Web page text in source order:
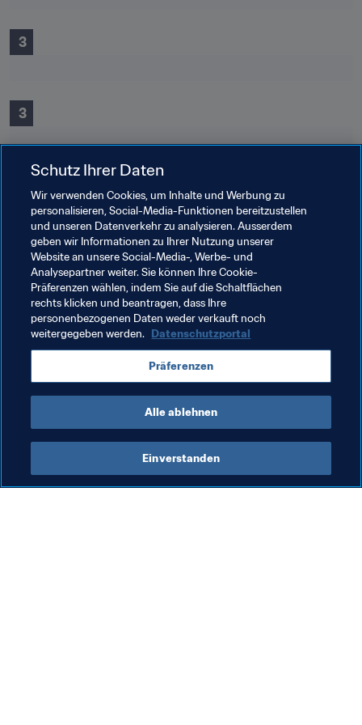
3
3
1.87
Verwandte Themen
France Netherlands
Schutz Ihrer Daten
Wir verwenden Cookies, um Inhalte und Werbung zu
personalisieren, Social-Media-Funktionen bereitzustellen
und unseren Datenverkehr zu analysieren. Ausserdem
geben wir Informationen zu Ihrer Nutzung unserer
Website an unsere Social-Media-, Werbe- und
Analysepartner weiter. Sie können Ihre Cookie-
Präferenzen wählen, indem Sie auf die Schaltflächen
rechts klicken und beantragen, dass Ihre
personenbezogenen Daten weder verkauft noch
weitergegeben werden. Datenschutzportal
Präferenzen
Alle ablehnen
Einverstanden